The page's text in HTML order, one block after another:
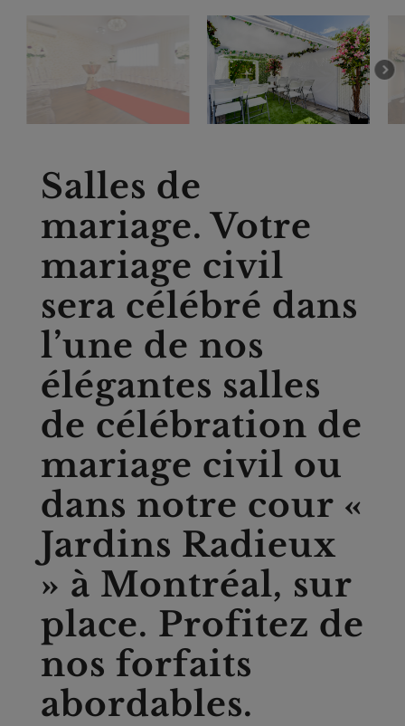
Salles de
mariage. Votre
mariage civil
sera célébré dans
l’une de nos
élégantes salles
de célébration de
mariage civil ou
dans notre cour «
Jardins Radieux
» à Montréal, sur
place. Profitez de
nos forfaits
abordables.